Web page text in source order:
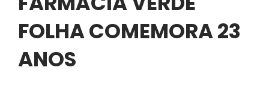
FOLHA COMEMORA 23
ANOS